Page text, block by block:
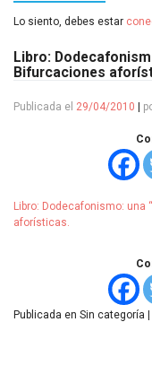
Lo siento, debes estar
Libro:
Bifurcaciones
Publicada el 29/04/2010
Libro: Dodecafonismo: una
aforísticas.
Publicada en Sin categoría